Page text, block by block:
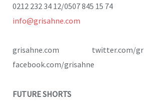
0212 232 34 12/0507 845 15 74
info@grisahne.com
grisahne.com
facebook.com/grisahne
FUTURE SHORTS